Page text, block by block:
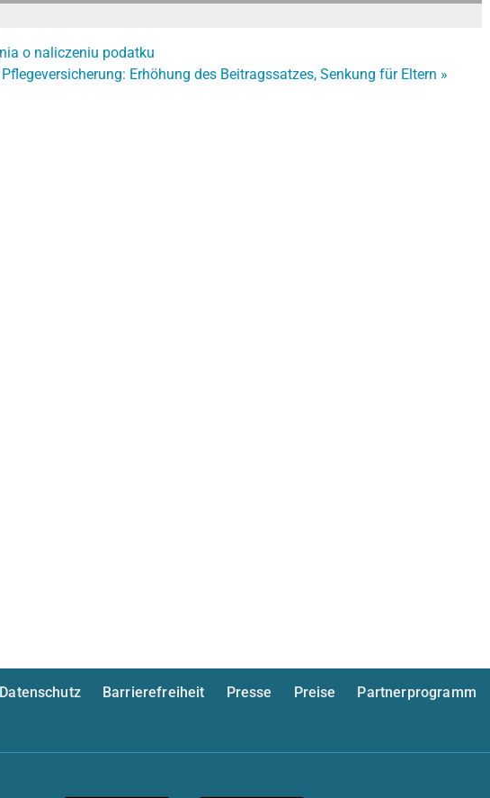
o naliczeniu podatku
Pflegeversicherung: Erhöhung des Beitragssatzes, Senkung für Eltern »
Datenschutz Barrierefreiheit Presse Preise
Partnerprogramm